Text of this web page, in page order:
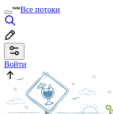
Все потоки
Войти